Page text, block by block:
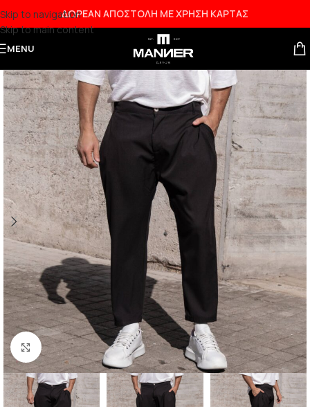
Skip to navigation
Skip to main content
ΔΩΡΕΑΝ ΑΠΟΣΤΟΛΗ ΜΕ ΧΡΗΣΗ ΚΑΡΤΑΣ
MENU
Click to enlarge